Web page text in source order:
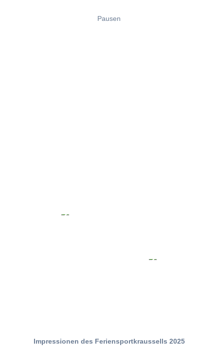
Pausen
Impressionen des Feriensportkraussells 2025